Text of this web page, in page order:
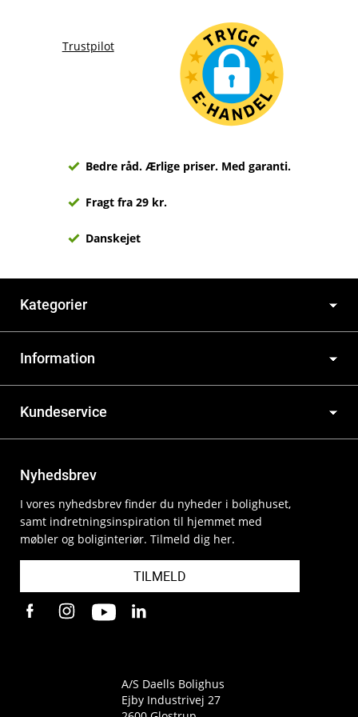
Trustpilot
Bedre råd. Ærlige priser. Med garanti.
Fragt fra 29 kr.
Danskejet
Kategorier
Information
Kundeservice
Nyhedsbrev
I vores nyhedsbrev finder du nyheder i bolighuset,
samt indretningsinspiration til hjemmet med
møbler og boliginteriør. Tilmeld dig her.
TILMELD
A/S Daells Bolighus
Ejby Industrivej 27